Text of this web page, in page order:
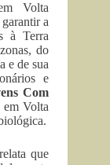
Volta
a
à Terra
do
e de sua
e
Com
Volta
que